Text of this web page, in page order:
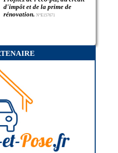
et-Lû
en-Vexin
Gervais
d'impôt et de la prime de
rénovation. N°E157671